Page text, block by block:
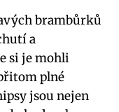
brambůrků
a
si je mohli
plné
jsou nejen